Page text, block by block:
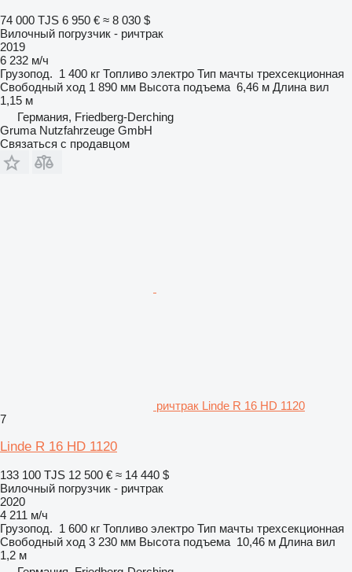
74 000 TJS 6 950 € ≈ 8 030 $
Вилочный погрузчик - ричтрак
2019
6 232 м/ч
Грузопод. 1 400 кг Топливо электро Тип мачты трехсекционная
Свободный ход 1 890 мм Высота подъема 6,46 м Длина вил
1,15 м
Германия, Friedberg-Derching
Gruma Nutzfahrzeuge GmbH
Связаться с продавцом
ричтрак Linde R 16 HD 1120
7
Linde R 16 HD 1120
133 100 TJS 12 500 € ≈ 14 440 $
Вилочный погрузчик - ричтрак
2020
4 211 м/ч
Грузопод. 1 600 кг Топливо электро Тип мачты трехсекционная
Свободный ход 3 230 мм Высота подъема 10,46 м Длина вил
1,2 м